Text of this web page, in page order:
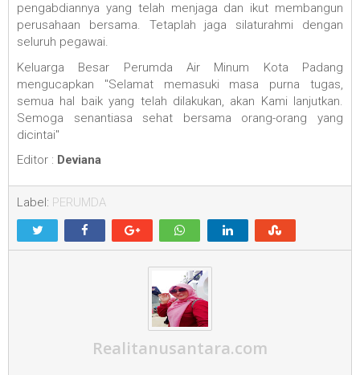
pengabdiannya yang telah menjaga dan ikut membangun
perusahaan bersama. Tetaplah jaga silaturahmi dengan
seluruh pegawai.
Keluarga Besar Perumda Air Minum Kota Padang
mengucapkan "Selamat memasuki masa purna tugas,
semua hal baik yang telah dilakukan, akan Kami lanjutkan.
Semoga senantiasa sehat bersama orang-orang yang
dicintai"
Editor : Deviana
Label: PERUMDA
Realitanusantara.com